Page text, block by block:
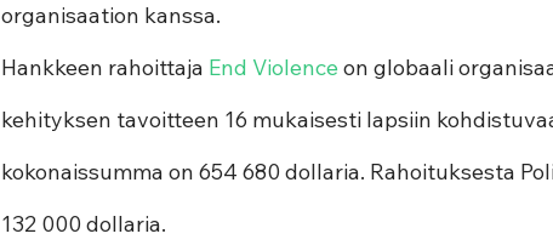
organisaation kanssa.
Hankkeen rahoittaja End Violence on globaali
kehityksen tavoitteen 16 mukaisesti lapsiin
kokonaissumma on 654 680 dollaria. Rahoituksesta
132 000 dollaria.